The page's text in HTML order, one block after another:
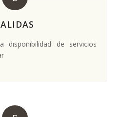
disponibilidad de servicios